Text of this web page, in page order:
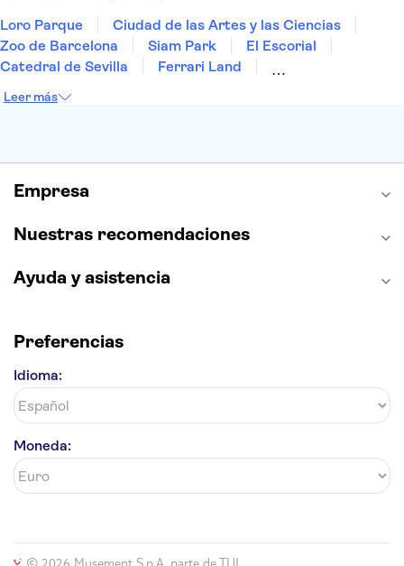
Loro Parque
Ciudad de las Artes y las Ciencias
Zoo de Barcelona
Siam Park
El Escorial
Catedral de Sevilla
Ferrari Land
Montserrat
Parque Warner
Leer más
Empresa
Nuestras recomendaciones
Ayuda y asistencia
Preferencias
Idioma:
Moneda:
© 2026 Musement S.p.A, parte de TUI